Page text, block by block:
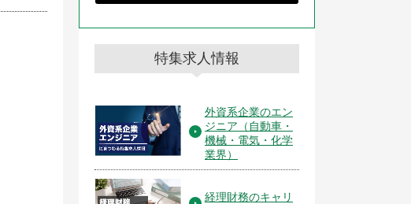
特集求人情報
外資系企業のエン
ジニア（自動車・
機械・電気・化学
業界）
経理財務のキャリ